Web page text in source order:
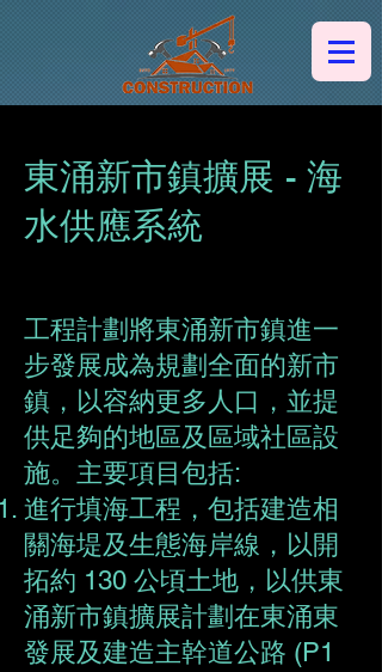
東涌新市鎮擴展 - 海
水供應系統
工程計劃將東涌新市鎮進一
步發展成為規劃全面的新市
鎮，以容納更多人口，並提
供足夠的地區及區域社區設
施。主要項目包括:
進行填海工程，包括建造相
關海堤及生態海岸線，以開
拓約 130 公頃土地，以供東
涌新市鎮擴展計劃在東涌東
發展及建造主幹道公路 (P1